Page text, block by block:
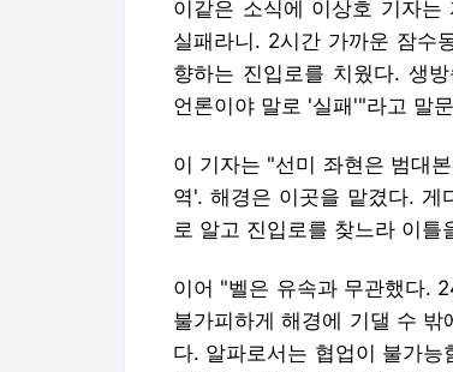
이같은 소식에 이상호 기자
실패라니. 2시간 가까운 잠수
향하는 진입로를 치웠다. 생
언론이야 말로 '실패'"라고 말
이 기자는 "선미 좌현은 범대
역'. 해경은 이곳을 맡겼다. 게
로 알고 진입로를 찾느라 이
이어 "벨은 유속과 무관했다.
불가피하게 해경에 기댈 수
다. 알파로서는 협업이 불가